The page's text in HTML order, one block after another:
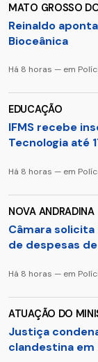
MATO GROSSO
Reinaldo
Bioceânica
Há 8 horas — em
EDUCAÇÃO
IFMS recebe
Tecnologia até
Há 8 horas — em
NOVA ANDRADINA
Câmara
de despesas
Há 8 horas — em
ATUAÇÃO DO
Justiça
clandestina em